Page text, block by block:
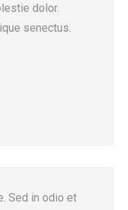
dolor.
senectus.
Sed in odio et